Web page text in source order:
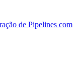
de Pipelines com